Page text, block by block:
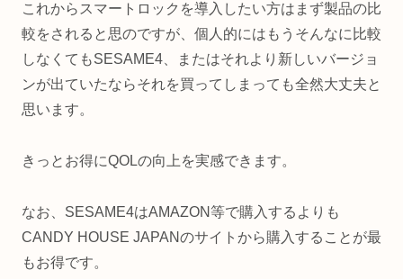
これからスマートロックを導入したい方はまず製品の比
較をされると思のですが、個人的にはもうそんなに比較
しなくてもSESAME4、またはそれより新しいバージョ
ンが出ていたならそれを買ってしまっても全然大丈夫と
思います。
きっとお得にQOLの向上を実感できます。
なお、SESAME4はAMAZON等で購入するよりも
CANDY HOUSE JAPANのサイトから購入することが最
もお得です。